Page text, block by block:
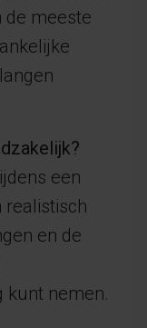
de meeste
een
realistisch
en de
kunt nemen.